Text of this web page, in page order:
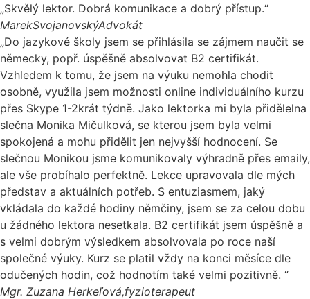
„Skvělý lektor. Dobrá komunikace a dobrý přístup.“
MarekSvojanovskýAdvokát
„Do jazykové školy jsem se přihlásila se zájmem naučit se
německy, popř. úspěšně absolvovat B2 certifikát.
Vzhledem k tomu, že jsem na výuku nemohla chodit
osobně, využila jsem možnosti online individuálního kurzu
přes Skype 1-2krát týdně. Jako lektorka mi byla přidělelna
slečna Monika Mičulková, se kterou jsem byla velmi
spokojená a mohu přidělit jen nejvyšší hodnocení. Se
slečnou Monikou jsme komunikovaly výhradně přes emaily,
ale vše probíhalo perfektně. Lekce upravovala dle mých
představ a aktuálních potřeb. S entuziasmem, jaký
vkládala do každé hodiny němčiny, jsem se za celou dobu
u žádného lektora nesetkala. B2 certifikát jsem úspěšně a
s velmi dobrým výsledkem absolvovala po roce naší
společné výuky. Kurz se platil vždy na konci měsíce dle
odučených hodin, což hodnotím také velmi pozitivně. “
Mgr. Zuzana Herkeľová,fyzioterapeut